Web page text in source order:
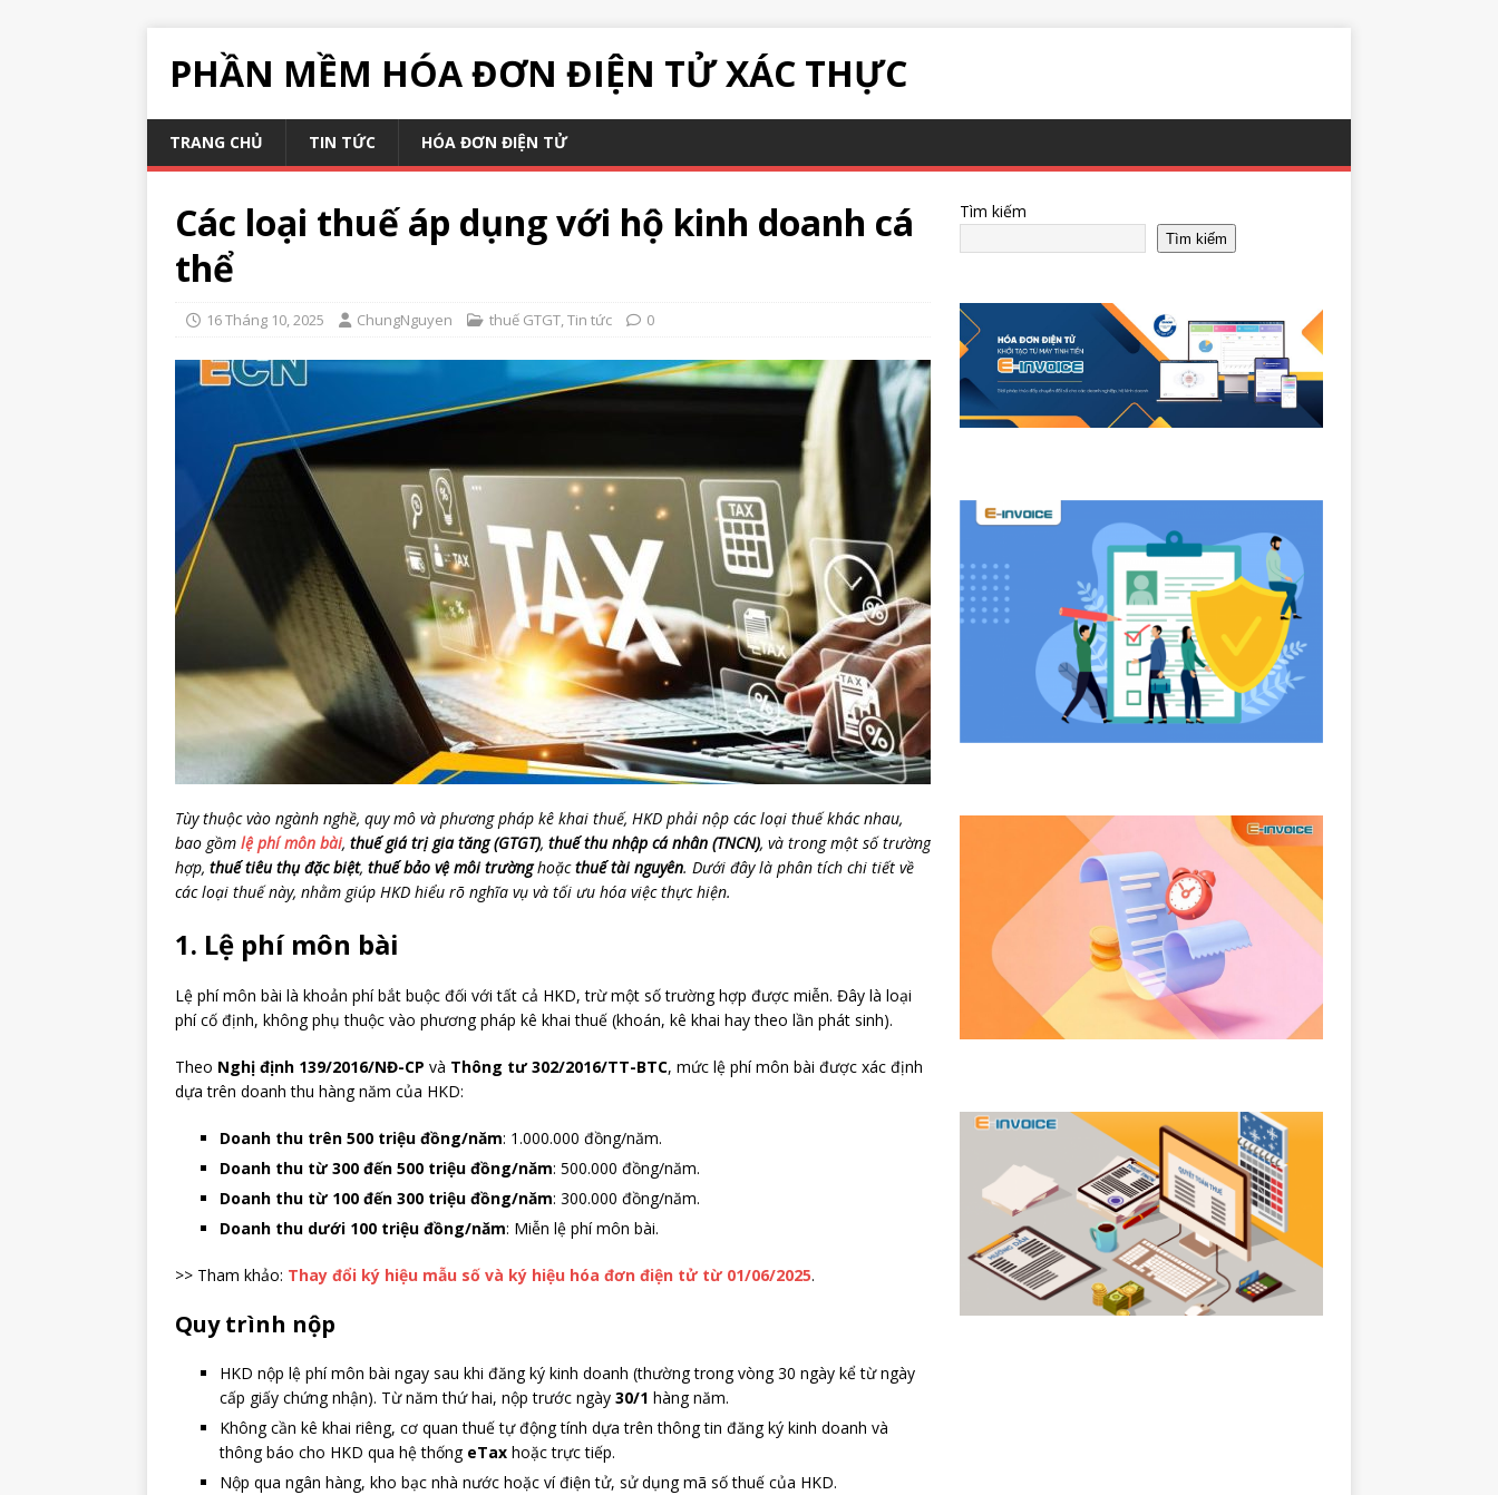
PHẦN MỀM HÓA ĐƠN ĐIỆN TỬ XÁC THỰC
TRANG CHỦ TIN TỨC HÓA ĐƠN ĐIỆN TỬ
Các loại thuế áp dụng với hộ kinh doanh cá
thể
16 Tháng 10, 2025 ChungNguyen thuế GTGT,Tin tức 0
Tùy thuộc vào ngành nghề, quy mô và phương pháp kê khai thuế, HKD phải nộp các loại thuế khác nhau,
bao gồm lệ phí môn bài, thuế giá trị gia tăng (GTGT), thuế thu nhập cá nhân (TNCN), và trong một số trường
hợp, thuế tiêu thụ đặc biệt, thuế bảo vệ môi trườnghoặcthuế tài nguyên. Dưới đây là phân tích chi tiết về
các loại thuế này, nhằm giúp HKD hiểu rõ nghĩa vụ và tối ưu hóa việc thực hiện.
1. Lệ phí môn bài
Lệ phí môn bài là khoản phí bắt buộc đối với tất cả HKD, trừ một số trường hợp được miễn. Đây là loại
phí cố định, không phụ thuộc vào phương pháp kê khai thuế (khoán, kê khai hay theo lần phát sinh).
Theo Nghị định 139/2016/NĐ-CP và Thông tư 302/2016/TT-BTC, mức lệ phí môn bài được xác định
dựa trên doanh thu hàng năm của HKD:
Doanh thu trên 500 triệu đồng/năm: 1.000.000 đồng/năm.
Doanh thu từ 300 đến 500 triệu đồng/năm: 500.000 đồng/năm.
Doanh thu từ 100 đến 300 triệu đồng/năm: 300.000 đồng/năm.
Doanh thu dưới 100 triệu đồng/năm: Miễn lệ phí môn bài.
>> Tham khảo: Thay đổi ký hiệu mẫu số và ký hiệu hóa đơn điện tử từ 01/06/2025.
Quy trình nộp
HKD nộp lệ phí môn bài ngay sau khi đăng ký kinh doanh (thường trong vòng 30 ngày kể từ ngày
cấp giấy chứng nhận). Từ năm thứ hai, nộp trước ngày 30/1 hàng năm.
Không cần kê khai riêng, cơ quan thuế tự động tính dựa trên thông tin đăng ký kinh doanh và
thông báo cho HKD qua hệ thống eTax hoặc trực tiếp.
Nộp qua ngân hàng, kho bạc nhà nước hoặc ví điện tử, sử dụng mã số thuế của HKD.
Tìm kiếm
Tìm kiếm